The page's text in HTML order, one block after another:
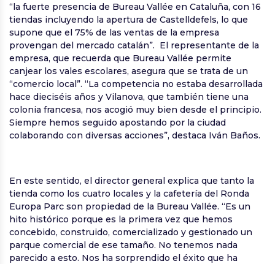
“la fuerte presencia de Bureau Vallée en Cataluña, con 16
tiendas incluyendo la apertura de Castelldefels, lo que
supone que el 75% de las ventas de la empresa
provengan del mercado catalán”. El representante de la
empresa, que recuerda que Bureau Vallée permite
canjear los vales escolares, asegura que se trata de un
“comercio local”. “La competencia no estaba desarrollada
hace dieciséis años y Vilanova, que también tiene una
colonia francesa, nos acogió muy bien desde el principio.
Siempre hemos seguido apostando por la ciudad
colaborando con diversas acciones”, destaca Iván Baños.
En este sentido, el director general explica que tanto la
tienda como los cuatro locales y la cafetería del Ronda
Europa Parc son propiedad de la Bureau Vallée. “Es un
hito histórico porque es la primera vez que hemos
concebido, construido, comercializado y gestionado un
parque comercial de ese tamaño. No tenemos nada
parecido a esto. Nos ha sorprendido el éxito que ha